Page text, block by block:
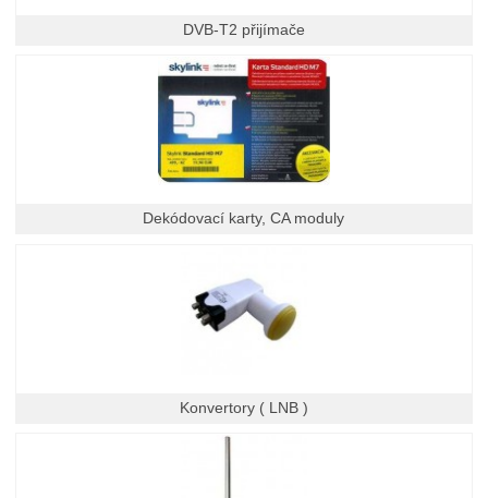
DVB-T2 přijímače
Dekódovací karty, CA moduly
Konvertory ( LNB )